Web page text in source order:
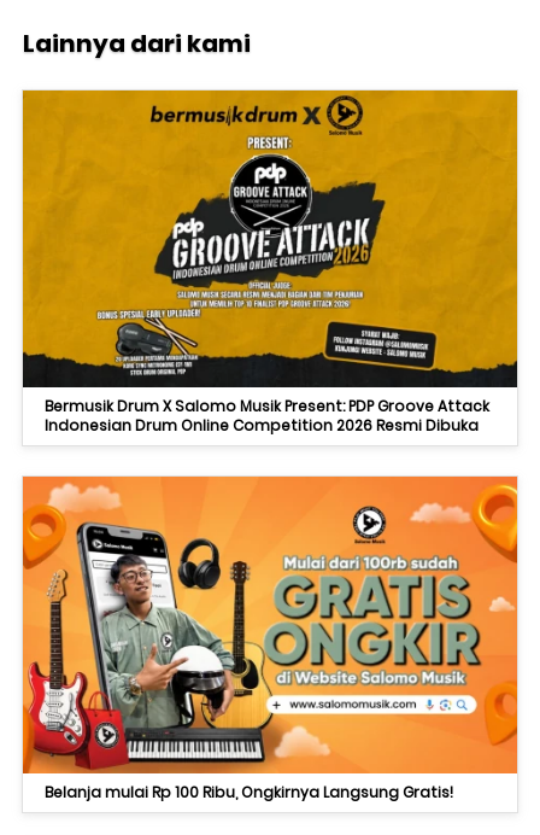
Lainnya dari kami
Bermusik Drum X Salomo Musik Present: PDP Groove Attack
Indonesian Drum Online Competition 2026 Resmi Dibuka
Belanja mulai Rp 100 Ribu, Ongkirnya Langsung Gratis!